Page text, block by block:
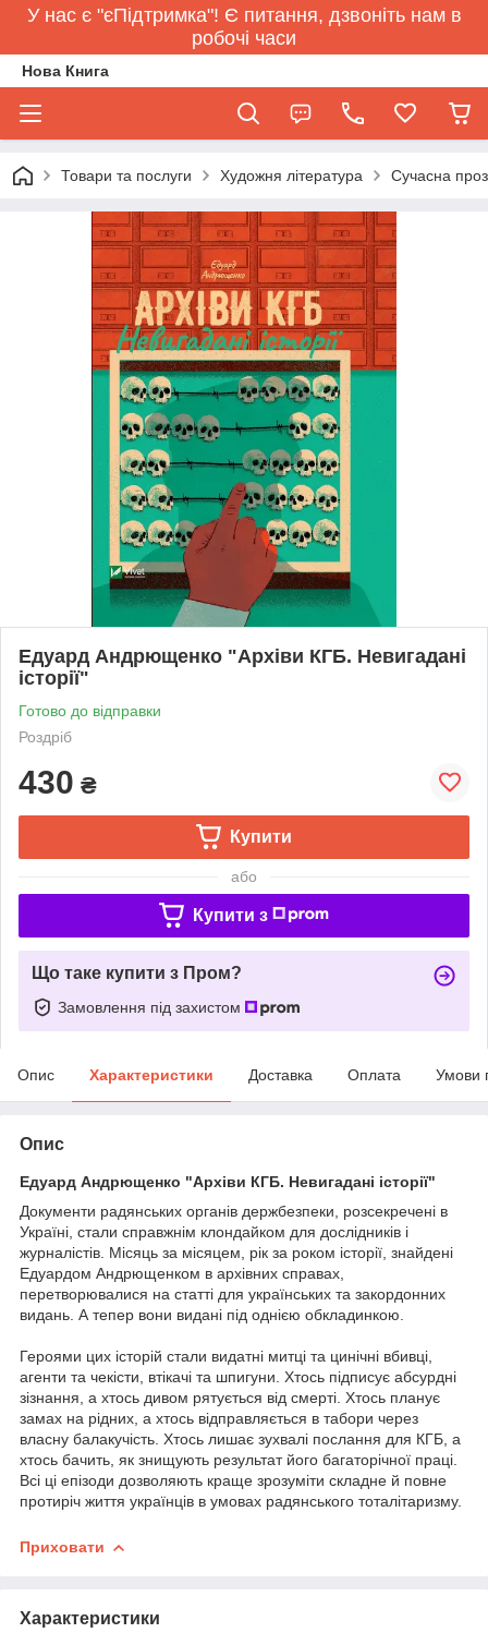
У нас є "єПідтримка"! Є питання, дзвоніть нам в
робочі часи
Нова Книга
Товари та послуги Художня література Сучасна
Едуард Андрющенко "Архіви КГБ. Невигадані
історії"
Готово до відправки
Роздріб
430 ₴
Купити
або
Купити з
Що таке купити з Пром?
Замовлення під захистом
Опис Характеристики Доставка Оплата Умови
Опис
Едуард Андрющенко "Архіви КГБ. Невигадані історії"
Документи радянських органів держбезпеки, розсекречені в
Україні, стали справжнім клондайком для дослідників і
журналістів. Місяць за місяцем, рік за роком історії, знайдені
Едуардом Андрющенком в архівних справах,
перетворювалися на статті для українських та закордонних
видань. А тепер вони видані під однією обкладинкою.
Героями цих історій стали видатні митці та цинічні вбивці,
агенти та чекісти, втікачі та шпигуни. Хтось підписує абсурдні
зізнання, а хтось дивом рятується від смерті. Хтось планує
замах на рідних, а хтось відправляється в табори через
власну балакучість. Хтось лишає зухвалі послання для КГБ, а
хтось бачить, як знищують результат його багаторічної праці.
Всі ці епізоди дозволяють краще зрозуміти складне й повне
протиріч життя українців в умовах радянського тоталітаризму.
Приховати
Характеристики